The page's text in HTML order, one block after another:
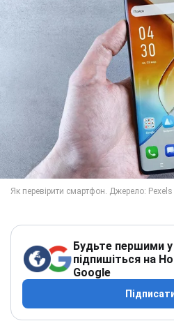
Будьте першими у
підпишіться на
Google